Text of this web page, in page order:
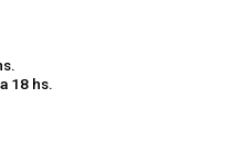
18 hs.